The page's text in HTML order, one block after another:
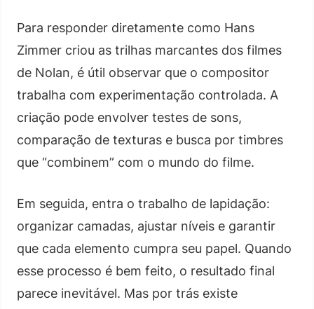
Para responder diretamente como Hans
Zimmer criou as trilhas marcantes dos filmes
de Nolan, é útil observar que o compositor
trabalha com experimentação controlada. A
criação pode envolver testes de sons,
comparação de texturas e busca por timbres
que “combinem” com o mundo do filme.
Em seguida, entra o trabalho de lapidação:
organizar camadas, ajustar níveis e garantir
que cada elemento cumpra seu papel. Quando
esse processo é bem feito, o resultado final
parece inevitável. Mas por trás existe